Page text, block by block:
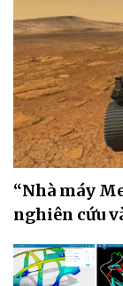
“Nhà máy
nghiên cứu